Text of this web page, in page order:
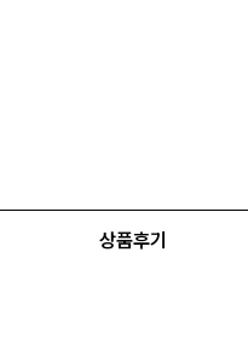
상품후기